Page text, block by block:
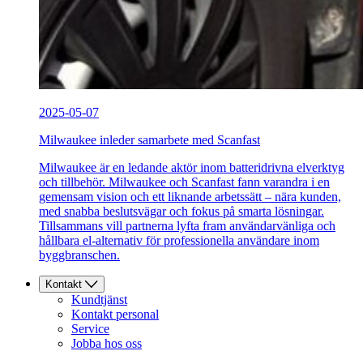
2025-05-07
Milwaukee inleder samarbete med Scanfast
Milwaukee är en ledande aktör inom batteridrivna elverktyg
och tillbehör. Milwaukee och Scanfast fann varandra i en
gemensam vision och ett liknande arbetssätt – nära kunden,
med snabba beslutsvägar och fokus på smarta lösningar.
Tillsammans vill partnerna lyfta fram användarvänliga och
hållbara el-alternativ för professionella användare inom
byggbranschen.
Kontakt
Kundtjänst
Kontakt personal
Service
Jobba hos oss